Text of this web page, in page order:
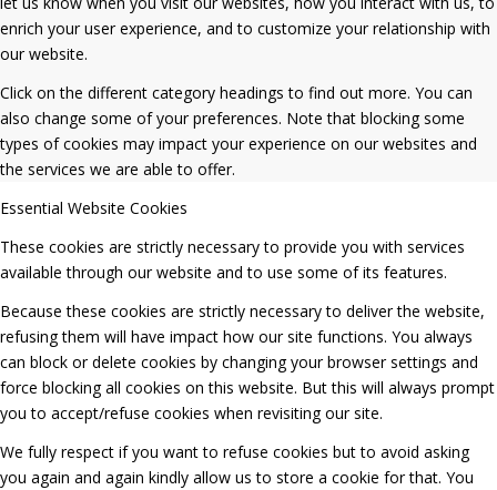
enrich your user experience, and to customize your relationship with
our website.
Click on the different category headings to find out more. You can
also change some of your preferences. Note that blocking some
types of cookies may impact your experience on our websites and
the services we are able to offer.
Essential Website Cookies
These cookies are strictly necessary to provide you with services
available through our website and to use some of its features.
Because these cookies are strictly necessary to deliver the website,
refusing them will have impact how our site functions. You always
can block or delete cookies by changing your browser settings and
force blocking all cookies on this website. But this will always prompt
you to accept/refuse cookies when revisiting our site.
We fully respect if you want to refuse cookies but to avoid asking
you again and again kindly allow us to store a cookie for that. You